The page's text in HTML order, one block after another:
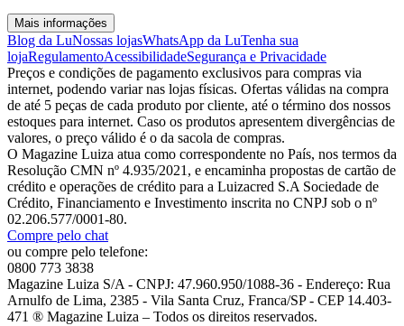
Mais informações
Blog da LuNossas lojasWhatsApp da LuTenha sua
lojaRegulamentoAcessibilidadeSegurança e Privacidade
Preços e condições de pagamento exclusivos para compras via
internet, podendo variar nas lojas físicas. Ofertas válidas na compra
de até 5 peças de cada produto por cliente, até o término dos nossos
estoques para internet. Caso os produtos apresentem divergências de
valores, o preço válido é o da sacola de compras.
O Magazine Luiza atua como correspondente no País, nos termos da
Resolução CMN nº 4.935/2021, e encaminha propostas de cartão de
crédito e operações de crédito para a Luizacred S.A Sociedade de
Crédito, Financiamento e Investimento inscrita no CNPJ sob o nº
02.206.577/0001-80.
Compre pelo chat
ou compre pelo telefone:
0800 773 3838
Magazine Luiza S/A - CNPJ: 47.960.950/1088-36 - Endereço: Rua
Arnulfo de Lima, 2385 - Vila Santa Cruz, Franca/SP - CEP 14.403-
471 ® Magazine Luiza – Todos os direitos reservados.